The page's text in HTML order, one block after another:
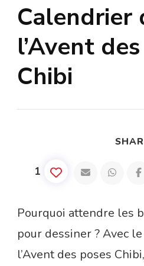
Calendrier
l’Avent
Chibi
1
Pourquoi attendre les
pour dessiner ? Avec
l’Avent des poses